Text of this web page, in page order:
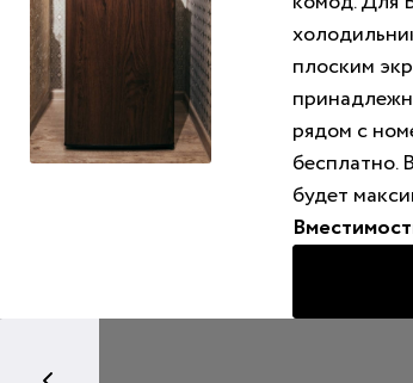
плоским
рядом с
бесплатно.
будет